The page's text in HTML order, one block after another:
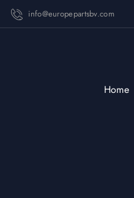
info@europepartsbv.com
Home